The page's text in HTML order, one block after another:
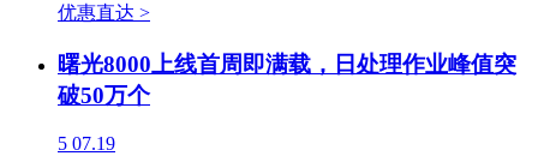
优惠直达 >
曙光8000上线首周即满载，日处理作业峰值突
破50万个
5 07.19